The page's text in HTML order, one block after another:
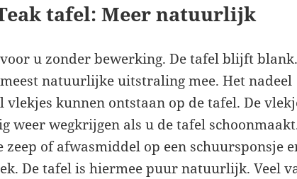
tafel: Meer natuurlijk
u zonder bewerking. De tafel blijft blank.
natuurlijke uitstraling mee. Het nadeel
kunnen ontstaan op de tafel. De
weer wegkrijgen als u de tafel
zeep of afwasmiddel op een schuursponsje
De tafel is hiermee puur natuurlijk. Veel